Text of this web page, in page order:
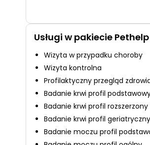
Usługi w pakiecie Pethelp
Wizyta w przypadku choroby
Wizyta kontrolna
Profilaktyczny przegląd
Badanie krwi profil
Badanie krwi profil rozszerzony
Badanie krwi profil geriatryczny
Badanie moczu profil